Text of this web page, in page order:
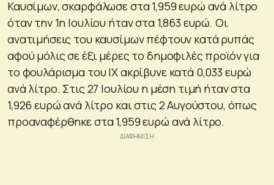
Καυσίμων, σκαρφάλωσε στα 1,959 ευρώ ανά λίτρο
όταν την 1η Ιουλίου ήταν στα 1,863 ευρώ. Οι
ανατιμήσεις του καυσίμων πέφτουν κατά ρυπάς
αφού μόλις σε έξι μέρες το δημοφιλές προϊόν για
το φουλάρισμα του ΙΧ ακρίβυνε κατά 0,033 ευρώ
ανά λίτρο. Στις 27 Ιουλίου η μέση τιμή ήταν στα
1,926 ευρώ ανά λίτρο και στις 2 Αυγούστου, όπως
προαναφέρθηκε στα 1,959 ευρώ ανά λίτρο.